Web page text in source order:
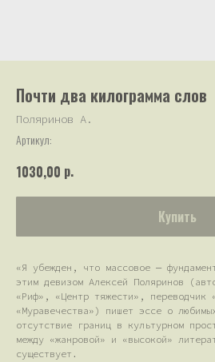
Почти два килограмма слов
Поляринов А.
Артикул:
1030,00 р.
Купить
«Я убежден, что массовое —
этим девизом Алексей Поляринов
«Риф», «Центр тяжести», переводчик
«Муравечества») пишет эссе о
отсутствие границ в культурном
между «жанровой» и «высокой»
существует.